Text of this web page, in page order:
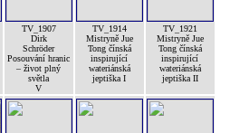
TV_1907
Dirk
Schröder
Posouvání hranic
– život plný
světla
V
TV_1914
Mistryně Jue
Tong čínská
inspirující
wateriánská
jeptiška I
TV_1921
Mistryně Jue
Tong čínská
inspirující
wateriánská
jeptiška II